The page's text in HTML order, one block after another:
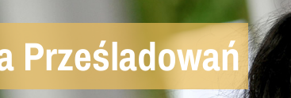
Prześladowań